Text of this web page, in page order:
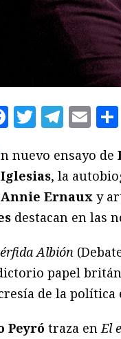
Facebook
Twitter
n nuevo ensayo de
Iglesias, la
Annie Ernaux y
destacan en las
Albión
papel
de la política
Peyró traza en El